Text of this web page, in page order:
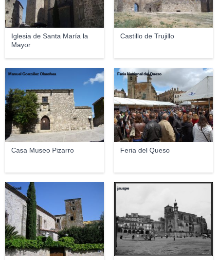
Iglesia de Santa María la
Mayor
Castillo de Trujillo
Casa Museo Pizarro
Manuel González Olaechea
Feria del Queso
Feria Nacional del Queso
mi§oad jauspe